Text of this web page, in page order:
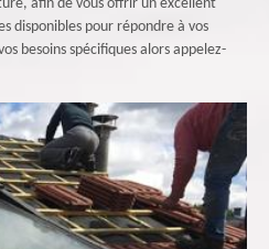
afin de vous offrir un excellent
disponibles pour répondre à vos
besoins spécifiques alors appelez-